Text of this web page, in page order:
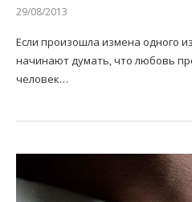
29/08/2013
Если произошла измена одного
начинают думать, что любовь
человек…